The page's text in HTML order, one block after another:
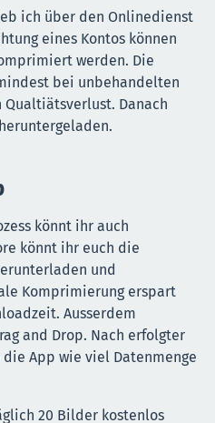
ich über den Onlinedienst
eines Kontos können
werden. Die
bei unbehandelten
Danach
könnt ihr auch
könnt ihr euch die
und
Komprimierung erspart
Ausserdem
and Drop. Nach erfolgter
App wie viel Datenmenge
20 Bilder kostenlos